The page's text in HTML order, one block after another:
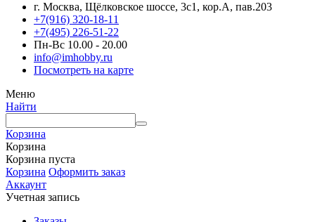
г. Москва, Щёлковское шоссе, 3с1, кор.А, пав.203
+7(916) 320-18-11
+7(495) 226-51-22
Пн-Вс 10.00 - 20.00
info@imhobby.ru
Посмотреть на карте
Меню
Найти
Корзина
Корзина
Корзина пуста
Корзина Оформить заказ
Аккаунт
Учетная запись